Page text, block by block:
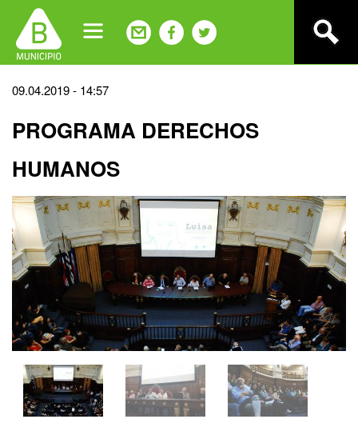
navigation
Back
top
09.04.2019 - 14:57
PROGRAMA DERECHOS
HUMANOS